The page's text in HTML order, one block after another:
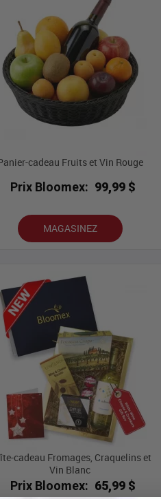
cadeau Fruits et Vin Rouge
Prix Bloomex: 99,99 $
MAGASINEZ
cadeau Fromages, Craquelins et
Vin Blanc
Prix Bloomex: 65,99 $